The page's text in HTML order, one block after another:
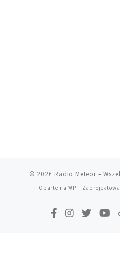
© 2026 Radio Meteor–
Oparte na WP –